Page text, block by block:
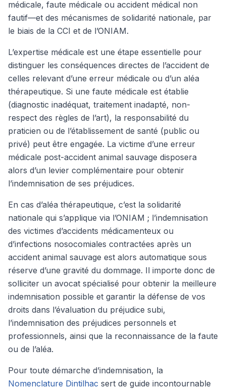
médicale, faute médicale ou accident médical non
fautif—et des mécanismes de solidarité nationale, par
le biais de la CCI et de l’ONIAM.
L’expertise médicale est une étape essentielle pour
distinguer les conséquences directes de l’accident de
celles relevant d’une erreur médicale ou d’un aléa
thérapeutique. Si une faute médicale est établie
(diagnostic inadéquat, traitement inadapté, non-
respect des règles de l’art), la responsabilité du
praticien ou de l’établissement de santé (public ou
privé) peut être engagée. La victime d’une erreur
médicale post-accident animal sauvage disposera
alors d’un levier complémentaire pour obtenir
l’indemnisation de ses préjudices.
En cas d’aléa thérapeutique, c’est la solidarité
nationale qui s’applique via l’ONIAM ; l’indemnisation
des victimes d’accidents médicamenteux ou
d’infections nosocomiales contractées après un
accident animal sauvage est alors automatique sous
réserve d’une gravité du dommage. Il importe donc de
solliciter un avocat spécialisé pour obtenir la meilleure
indemnisation possible et garantir la défense de vos
droits dans l’évaluation du préjudice subi,
l’indemnisation des préjudices personnels et
professionnels, ainsi que la reconnaissance de la faute
ou de l’aléa.
Pour toute démarche d’indemnisation, la
Nomenclature Dintilhac sert de guide incontournable